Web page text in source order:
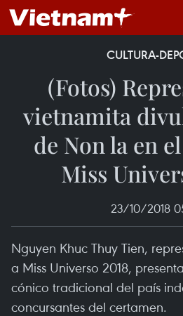
CULTURA-
(Fotos)
vietnamita
de Non la en
Miss
23/10/2018
Nguyen Khuc Thuy Tien,
a Miss Universo 2018,
cónico tradicional del país
concursantes del certamen.